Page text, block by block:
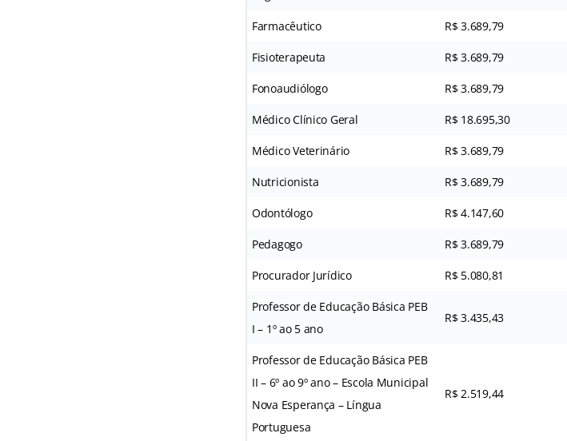
Farmacêutico R$ 3.689,79
Fisioterapeuta R$ 3.689,79
Fonoaudiólogo R$ 3.689,79
Médico Clínico Geral R$ 18.695,30
Médico Veterinário R$ 3.689,79
Nutricionista R$ 3.689,79
Odontólogo R$ 4.147,60
Pedagogo R$ 3.689,79
Procurador Jurídico R$ 5.080,81
Professor de Educação Básica PEB
I – 1º ao 5 ano
R$ 3.435,43
Professor de Educação Básica PEB
II – 6º ao 9º ano – Escola Municipal
Nova Esperança – Língua
Portuguesa
R$ 2.519,44